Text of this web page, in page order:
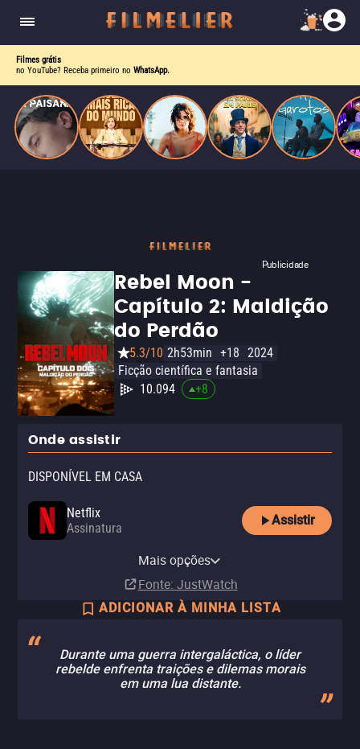
Filmes grátis
no YouTube? Receba primeiro no WhatsApp.
Publicidade
Rebel Moon -
Capítulo 2: Maldição
do Perdão
5.3/10 2h53min +18 2024
Ficção científica e fantasia
10.094
+8
Onde assistir
DISPONÍVEL EM CASA
Netflix
Assinatura
Assistir
Mais opções
Fonte: JustWatch
ADICIONAR À MINHA LISTA
Durante uma guerra intergaláctica, o líder
rebelde enfrenta traições e dilemas morais
em uma lua distante.
quando se apaixona por um de seus alvos.